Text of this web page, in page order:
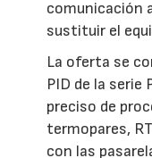
comunicación
sustituir el
La oferta se
PID de la serie
preciso de
termopares,
con las